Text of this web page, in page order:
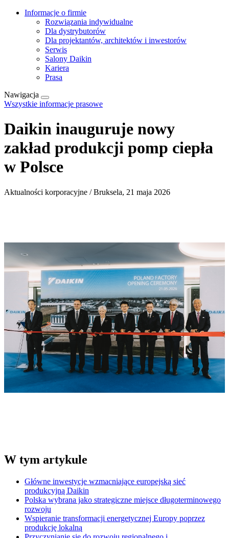
Informacje o firmie
Rozwiązania indywidualne
Dla dystrybutorów
Dla projektantów, architektów i inwestorów
Serwis
Salony Daikin
Kariera
Prasa
Nawigacja
Wszystkie informacje prasowe
Daikin inauguruje nowy
zakład produkcji pomp ciepła
w Polsce
Aktualności korporacyjne / Bruksela, 21 maja 2026
W tym artykule
Główne inwestycje wzmacniające europejską sieć
produkcyjną Daikin
Polska wybrana jako strategiczne miejsce długoterminowego
rozwoju
Wspieranie transformacji energetycznej Europy poprzez
produkcję lokalną